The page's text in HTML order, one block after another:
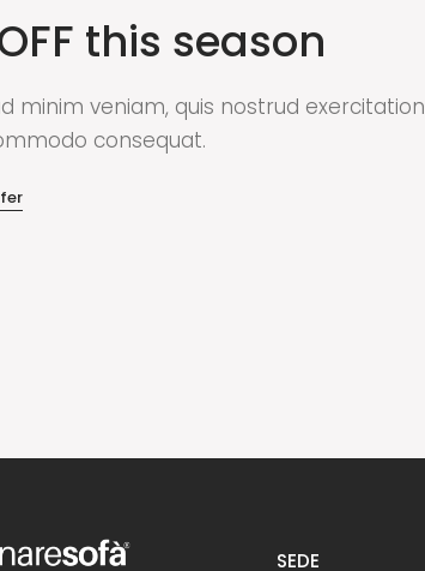
this season
minim veniam, quis nostrud exercitation
consequat.
SEDE